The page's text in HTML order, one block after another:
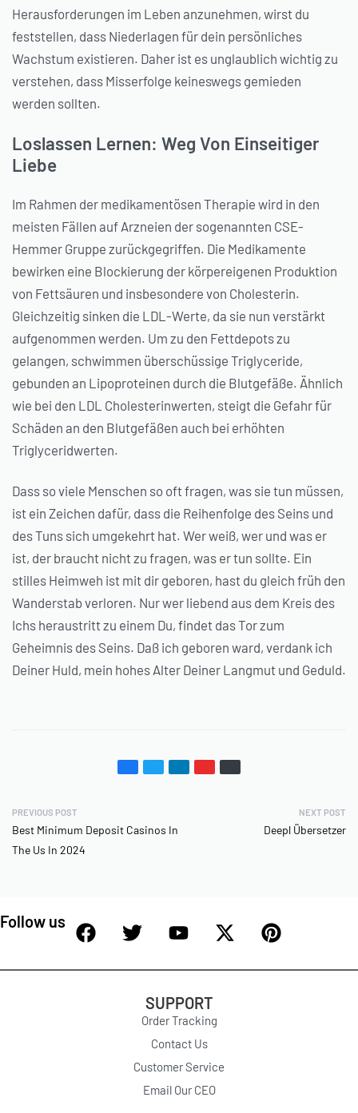
Herausforderungen im Leben anzunehmen, wirst du
feststellen, dass Niederlagen für dein persönliches
Wachstum existieren. Daher ist es unglaublich wichtig zu
verstehen, dass Misserfolge keineswegs gemieden
werden sollten.
Loslassen Lernen: Weg Von Einseitiger
Liebe
Im Rahmen der medikamentösen Therapie wird in den
meisten Fällen auf Arzneien der sogenannten CSE-
Hemmer Gruppe zurückgegriffen. Die Medikamente
bewirken eine Blockierung der körpereigenen Produktion
von Fettsäuren und insbesondere von Cholesterin.
Gleichzeitig sinken die LDL-Werte, da sie nun verstärkt
aufgenommen werden. Um zu den Fettdepots zu
gelangen, schwimmen überschüssige Triglyceride,
gebunden an Lipoproteinen durch die Blutgefäße. Ähnlich
wie bei den LDL Cholesterinwerten, steigt die Gefahr für
Schäden an den Blutgefäßen auch bei erhöhten
Triglyceridwerten.
Dass so viele Menschen so oft fragen, was sie tun müssen,
ist ein Zeichen dafür, dass die Reihenfolge des Seins und
des Tuns sich umgekehrt hat. Wer weiß, wer und was er
ist, der braucht nicht zu fragen, was er tun sollte. Ein
stilles Heimweh ist mit dir geboren, hast du gleich früh den
Wanderstab verloren. Nur wer liebend aus dem Kreis des
Ichs heraustritt zu einem Du, findet das Tor zum
Geheimnis des Seins. Daß ich geboren ward, verdank ich
Deiner Huld, mein hohes Alter Deiner Langmut und Geduld.
PREVIOUS POST
Best Minimum Deposit Casinos In
The Us In 2024
NEXT POST
Deepl Übersetzer
Follow us
SUPPORT
Order Tracking
Contact Us
Customer Service
Email Our CEO